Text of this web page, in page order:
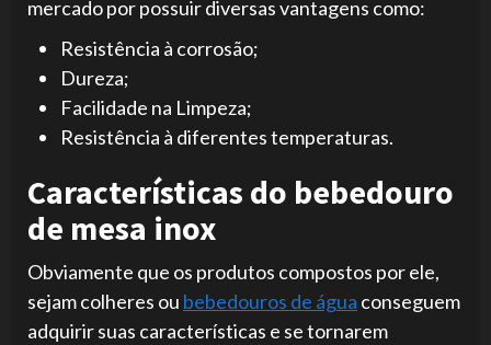
mercado por possuir diversas vantagens como:
Resistência à corrosão;
Dureza;
Facilidade na Limpeza;
Resistência à diferentes temperaturas.
Características do bebedouro
de mesa inox
Obviamente que os produtos compostos por ele,
sejam colheres ou bebedouros de água conseguem
adquirir suas características e se tornarem